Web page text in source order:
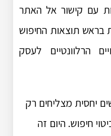
עם קישור אל האתר
בראש תוצאות החיפוש
הרלוונטיים לעסק
יחסית מצליחים רק
חיפוש. היום זה